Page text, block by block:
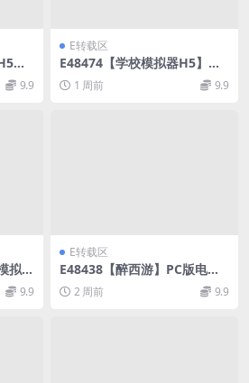
】
端+L
9.9
E转载区
E48474【学校模拟器H5】三
网模拟器游戏WIN服务端+Lin
ux外网手工端
1 周前 9.9
拟器
9.9
E转载区
E48438【醉西游】PC版电脑
网页游戏WIN外网手工端+网
页注册+GM充值工具可单机
2 周前 9.9